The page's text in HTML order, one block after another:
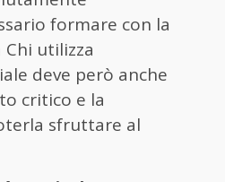
formare con la
utilizza
deve però anche
critico e la
sfruttare al